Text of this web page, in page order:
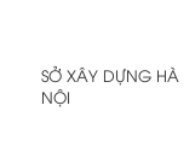
SỞ XÂY DỰNG HÀ
NỘI